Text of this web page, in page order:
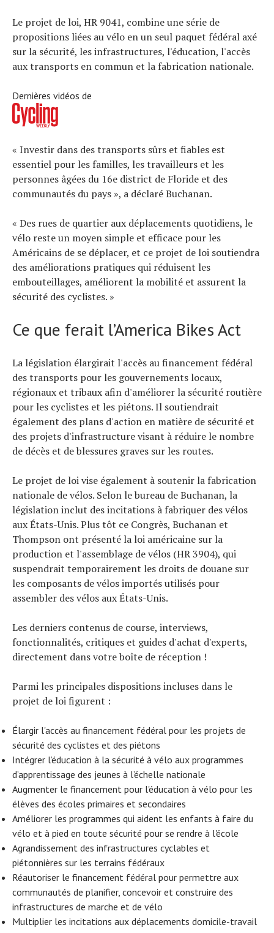
Le projet de loi, HR 9041, combine une série de
propositions liées au vélo en un seul paquet fédéral axé
sur la sécurité, les infrastructures, l'éducation, l'accès
aux transports en commun et la fabrication nationale.
Dernières vidéos de
« Investir dans des transports sûrs et fiables est
essentiel pour les familles, les travailleurs et les
personnes âgées du 16e district de Floride et des
communautés du pays », a déclaré Buchanan.
« Des rues de quartier aux déplacements quotidiens, le
vélo reste un moyen simple et efficace pour les
Américains de se déplacer, et ce projet de loi soutiendra
des améliorations pratiques qui réduisent les
embouteillages, améliorent la mobilité et assurent la
sécurité des cyclistes. »
Ce que ferait l’America Bikes Act
La législation élargirait l'accès au financement fédéral
des transports pour les gouvernements locaux,
régionaux et tribaux afin d'améliorer la sécurité routière
pour les cyclistes et les piétons. Il soutiendrait
également des plans d'action en matière de sécurité et
des projets d'infrastructure visant à réduire le nombre
de décès et de blessures graves sur les routes.
Le projet de loi vise également à soutenir la fabrication
nationale de vélos. Selon le bureau de Buchanan, la
législation inclut des incitations à fabriquer des vélos
aux États-Unis. Plus tôt ce Congrès, Buchanan et
Thompson ont présenté la loi américaine sur la
production et l'assemblage de vélos (HR 3904), qui
suspendrait temporairement les droits de douane sur
les composants de vélos importés utilisés pour
assembler des vélos aux États-Unis.
Les derniers contenus de course, interviews,
fonctionnalités, critiques et guides d'achat d'experts,
directement dans votre boîte de réception !
Parmi les principales dispositions incluses dans le
projet de loi figurent :
Élargir l'accès au financement fédéral pour les projets de
sécurité des cyclistes et des piétons
Intégrer l’éducation à la sécurité à vélo aux programmes
d’apprentissage des jeunes à l’échelle nationale
Augmenter le financement pour l'éducation à vélo pour les
élèves des écoles primaires et secondaires
Améliorer les programmes qui aident les enfants à faire du
vélo et à pied en toute sécurité pour se rendre à l'école
Agrandissement des infrastructures cyclables et
piétonnières sur les terrains fédéraux
Réautoriser le financement fédéral pour permettre aux
communautés de planifier, concevoir et construire des
infrastructures de marche et de vélo
Multiplier les incitations aux déplacements domicile-travail